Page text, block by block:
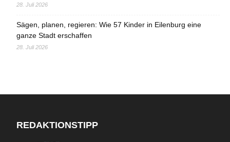
28. Juli 2026
Sägen, planen, regieren: Wie 57 Kinder in Eilenburg eine
ganze Stadt erschaffen
28. Juli 2026
REDAKTIONSTIPP